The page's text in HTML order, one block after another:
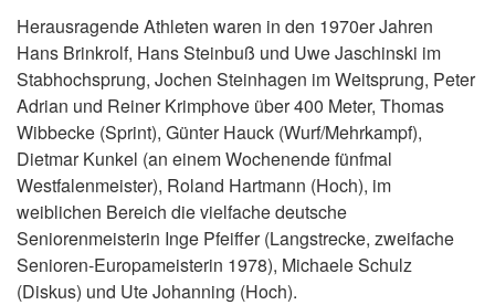
Herausragende Athleten waren in den 1970er Jahren
Hans Brinkrolf, Hans Steinbuß und Uwe Jaschinski im
Stabhochsprung, Jochen Steinhagen im Weitsprung, Peter
Adrian und Reiner Krimphove über 400 Meter, Thomas
Wibbecke (Sprint), Günter Hauck (Wurf/Mehrkampf),
Dietmar Kunkel (an einem Wochenende fünfmal
Westfalenmeister), Roland Hartmann (Hoch), im
weiblichen Bereich die vielfache deutsche
Seniorenmeisterin Inge Pfeiffer (Langstrecke, zweifache
Senioren-Europameisterin 1978), Michaele Schulz
(Diskus) und Ute Johanning (Hoch).